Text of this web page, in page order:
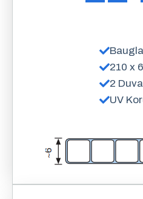
210 x
2
UV